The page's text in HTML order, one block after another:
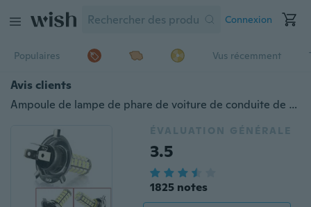
Connexion
Populaires Vus récemment
Avis clients
Ampoule de lampe de phare de voiture de conduite de queue de brouillard super lumineuse H4 LED
ÉVALUATION GÉNÉRALE
3.5
1825 notes